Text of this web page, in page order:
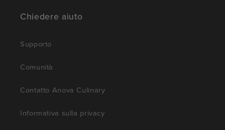
Chiedere aiuto
Supporto
Comunità
Contatto Anova Culinary
Informativa sulla privacy